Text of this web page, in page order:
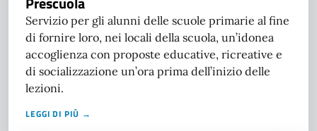
Servizio per gli alunni delle scuole primarie al fine
di fornire loro, nei locali della scuola, un’idonea
accoglienza con proposte educative, ricreative e
di socializzazione un’ora prima dell’inizio delle
lezioni.
LEGGI DI PIÙ →